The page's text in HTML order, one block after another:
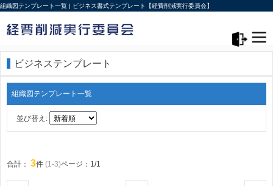
組織図テンプレート一覧 | ビジネス書式テンプレート【経費削減実行委員会】
ビジネステンプレート
組織図テンプレート一覧
並び替え:
合計： 3件 (1-3)ページ：1/1